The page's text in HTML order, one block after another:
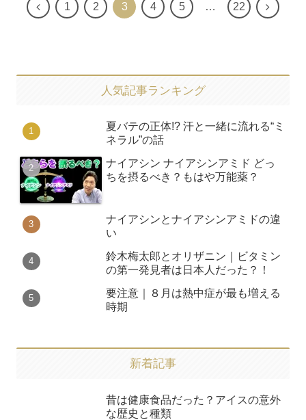
1 2 3 4 5 … 22
人気記事ランキング
夏バテの正体!? 汗と一緒に流れる“ミ
ネラル”の話
ナイアシン ナイアシンアミド どっ
ちを摂るべき？もはや万能薬？
ナイアシンとナイアシンアミドの違
い
鈴木梅太郎とオリザニン｜ビタミン
の第一発見者は日本人だった？！
要注意｜８月は熱中症が最も増える
時期
新着記事
昔は健康食品だった？アイスの意外
な歴史と種類